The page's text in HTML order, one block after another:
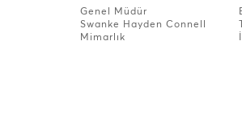
Genel Müdür
Swanke Hayden Connell
Mimarlık